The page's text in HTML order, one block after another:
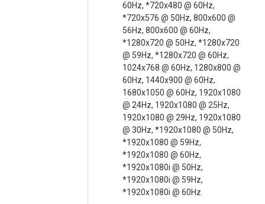
60Hz, *720x480 @ 60Hz,
*720x576 @ 50Hz, 800x600 @
56Hz, 800x600 @ 60Hz,
*1280x720 @ 50Hz, *1280x720
@ 59Hz, *1280x720 @ 60Hz,
1024x768 @ 60Hz, 1280x800 @
60Hz, 1440x900 @ 60Hz,
1680x1050 @ 60Hz, 1920x1080
@ 24Hz, 1920x1080 @ 25Hz,
1920x1080 @ 29Hz, 1920x1080
@ 30Hz, *1920x1080 @ 50Hz,
*1920x1080 @ 59Hz,
*1920x1080 @ 60Hz,
*1920x1080i @ 50Hz,
*1920x1080i @ 59Hz,
*1920x1080i @ 60Hz